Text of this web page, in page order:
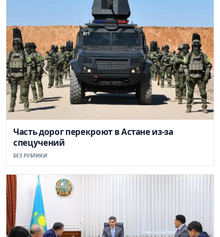
Часть дорог перекроют в Астане из-за
спецучений
БЕЗ РУБРИКИ